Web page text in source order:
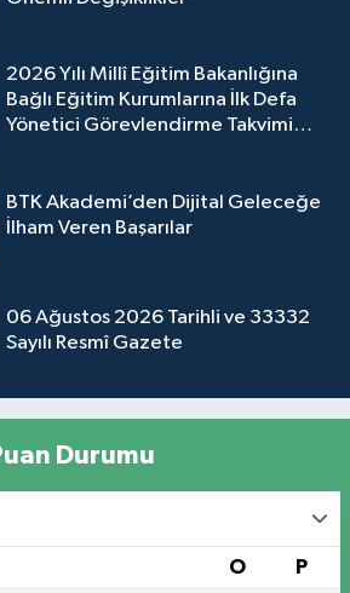
2026 Yılı Millî Eğitim Bakanlığına
Bağlı Eğitim Kurumlarına İlk Defa
Yönetici Görevlendirme Takvimi
BTK Akademi’den Dijital Geleceğe
İlham Veren Başarılar
06 Ağustos 2026 Tarihli ve 33332
Sayılı Resmî Gazete
Durumu
O P